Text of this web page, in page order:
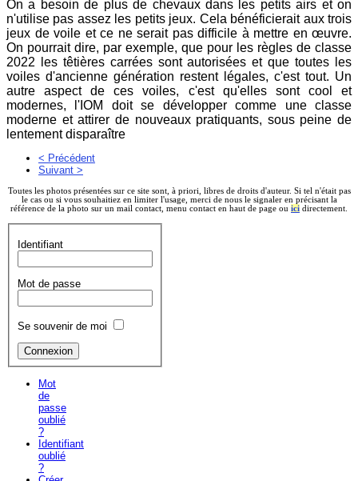
On a besoin de plus de chevaux dans les petits airs et on
n'utilise pas assez les petits jeux. Cela bénéficierait aux trois
jeux de voile et ce ne serait pas difficile à mettre en œuvre.
On pourrait dire, par exemple, que pour les règles de classe
2022 les têtières carrées sont autorisées et que toutes les
voiles d'ancienne génération restent légales, c'est tout. Un
autre aspect de ces voiles, c'est qu'elles sont cool et
modernes, l'IOM doit se développer comme une classe
moderne et attirer de nouveaux pratiquants, sous peine de
lentement disparaître
< Précédent
Suivant >
Toutes les photos présentées sur ce site sont, à priori, libres de droits d'auteur. Si tel n'était pas
le cas ou si vous souhaitiez en limiter l'usage, merci de nous le signaler en précisant la
référence de la photo sur un mail contact, menu contact en haut de page ou ici directement.
Identifiant
Mot de passe
Se souvenir de moi
Mot
de
passe
oublié
?
Identifiant
oublié
?